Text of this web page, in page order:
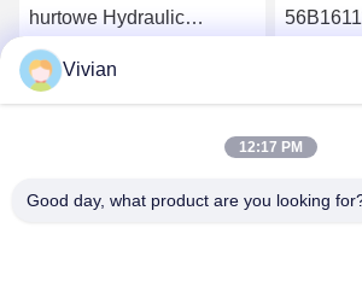
hurtowe Hydraulic
cylinder seal kit 826B
Uzyskaj najlepszą cenę
Filtr
HM400-
Vivian
12:17 PM
Good day, what product are you looking